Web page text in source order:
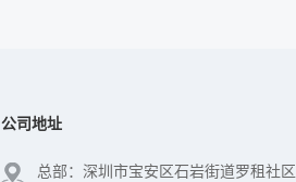
公司地址
总部：深圳市宝安区石岩街道罗租社区